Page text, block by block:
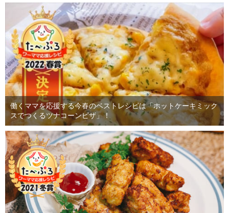
働くママを応援する今春のベストレシピは「ホットケーキミック
スでつくるツナコーンピザ」！